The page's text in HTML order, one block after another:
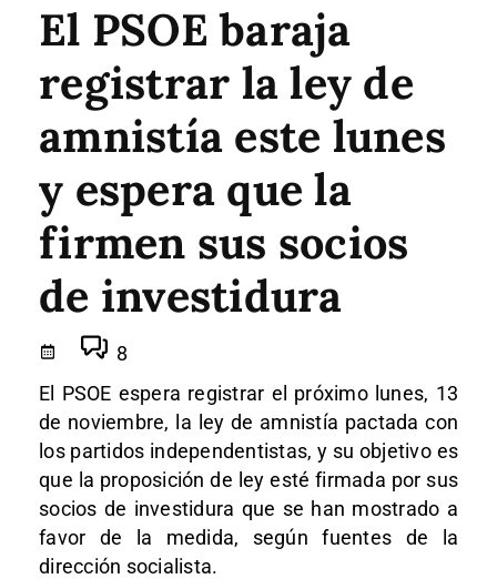
El PSOE baraja
registrar la ley de
amnistía este lunes
y espera que la
firmen sus socios
de investidura
8
El PSOE espera registrar el próximo lunes, 13
de noviembre, la ley de amnistía pactada con
los partidos independentistas, y su objetivo es
que la proposición de ley esté firmada por sus
socios de investidura que se han mostrado a
favor de la medida, según fuentes de la
dirección socialista.